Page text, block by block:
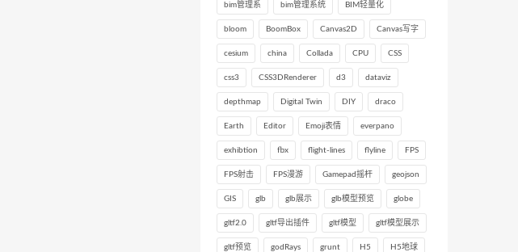
bim管理系 bim管理系统 BIM轻量化
bloom BoomBox Canvas2D Canvas写字
cesium china Collada CPU CSS
css3 CSS3DRenderer d3 dataviz
depthmap Digital Twin DIY draco
Earth Editor Emoji表情 everpano
exhibtion fbx flight-lines flyline FPS
FPS射击 FPS漫游 Gamepad摇杆 geojson
GIS glb glb展示 glb模型预览 globe
gltf2.0 gltf导出插件 gltf模型 gltf模型展示
gltf预览 godRays grunt H5 H5地球